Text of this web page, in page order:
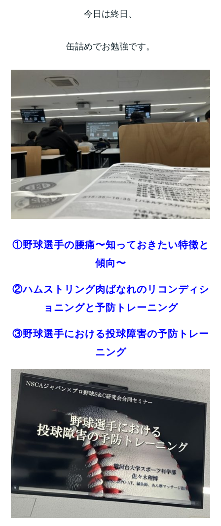
今日は終日、
缶詰めでお勉強です。
①野球選手の腰痛〜知っておきたい特徴と
傾向〜
②ハムストリング肉ばなれのリコンディシ
ョニングと予防トレーニング
③野球選手における投球障害の予防トレー
ニング